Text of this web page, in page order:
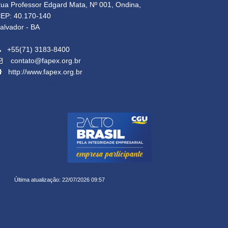
Professor Edgard Mata, Nº 001, Ondina,
40.170-140
- BA
+55(71) 3183-8400
contato@fapex.org.br
http://www.fapex.org.br
Última atualização: 22/07/2026 09:57